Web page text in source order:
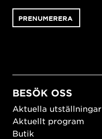
BESÖK OSS
Aktuella utställningar
Aktuellt program
Butik